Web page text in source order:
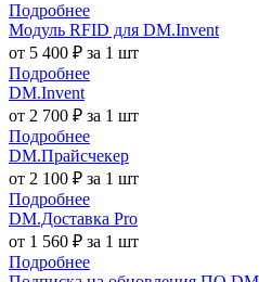
Подробнее
Модуль RFID для DM.Invent
от 5 400 ₽ за 1 шт
Подробнее
DM.Invent
от 2 700 ₽ за 1 шт
Подробнее
DM.Прайсчекер
от 2 100 ₽ за 1 шт
Подробнее
DM.Доставка Pro
от 1 560 ₽ за 1 шт
Подробнее